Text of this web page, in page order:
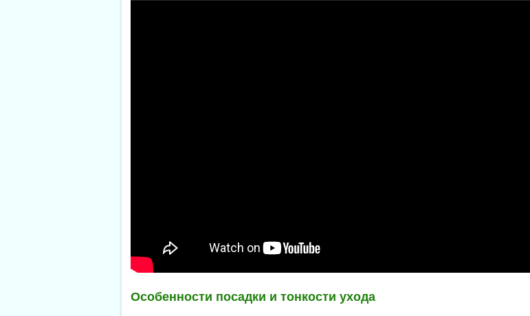
Особенности посадки и тонкости ухода